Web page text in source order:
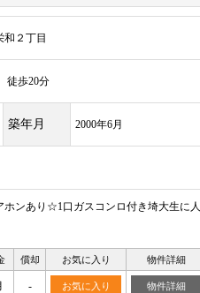
２丁目
徒歩20分
築年月 2000年6月
ンあり☆1口ガスコンロ付き埼大生に人
償却 お気に入り 物件詳細
- お気に入り 物件詳細